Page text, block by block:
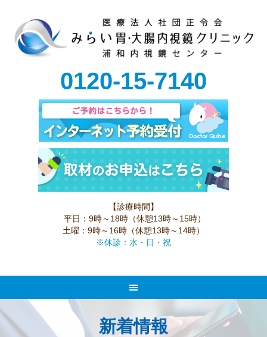
0120-15-7140
【診療時間】
平日：9時～18時（休憩13時～15時）
土曜：9時～16時（休憩13時～14時）
※休診：水・日・祝
新着情報